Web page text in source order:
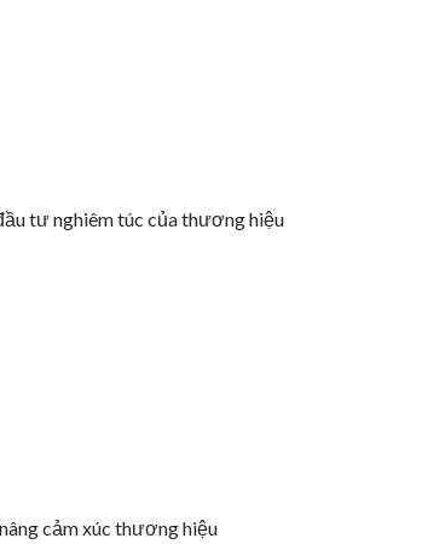
tư nghiêm túc của thương hiệu
cảm xúc thương hiệu